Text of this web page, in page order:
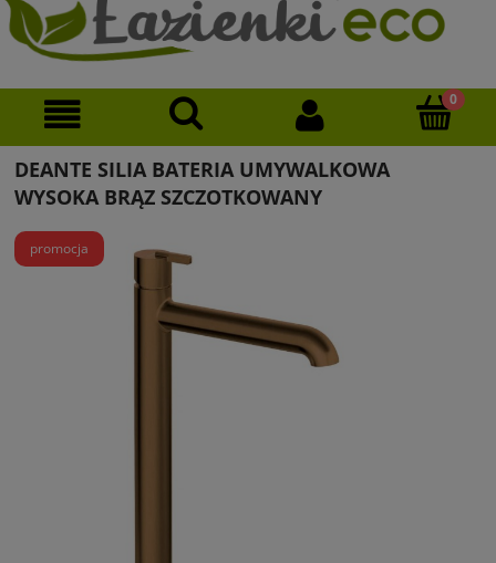
DEANTE SILIA BATERIA UMYWALKOWA
WYSOKA BRĄZ SZCZOTKOWANY
promocja